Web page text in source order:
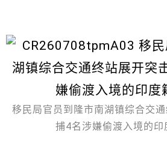
移民局官员到隆市南湖镇综合交
捕4名涉嫌偷渡入境的印